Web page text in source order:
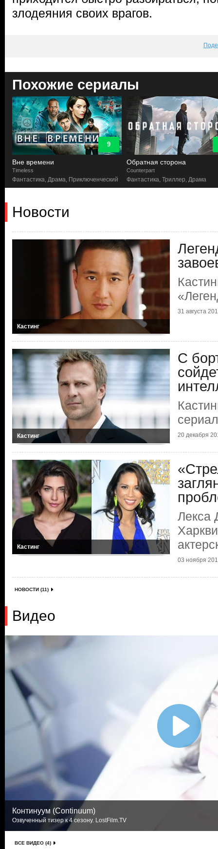
злодеяния своих врагов.
Похожие сериалы
9
Вне времени
Timeless
Фантастика, Драма, Приключенческий
Обратная сторона
Counterpart
Фантастика, Триллер, Драма
Новости
Кастинг
31 августа
Кастинг
С
20 декабря
Кастинг
Лекса
03 ноября
НОВОСТИ (11)
Видео
Континуум (Continuum)
Озвученный тизер к 4 сезону. LostFilm.TV
ВСЕ ВИДЕО (4)